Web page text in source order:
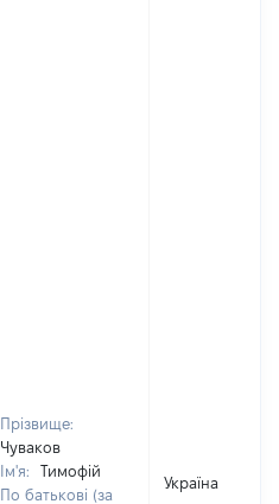
Прізвище:
Чуваков
Ім'я:
Тимофій
По батькові (за
Україна